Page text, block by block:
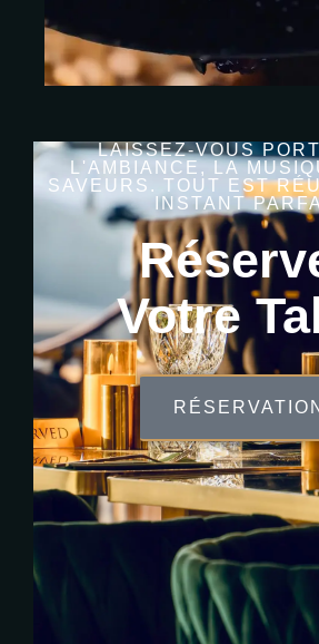
LAISSEZ-VOUS
L'AMBIANCE,
LA
SAVEURS. TOUT EST
INSTANT
Votre
RÉSERVATION